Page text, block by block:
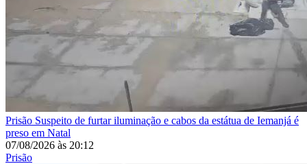
Prisão Suspeito de furtar iluminação e cabos da estátua de Iemanjá é
preso em Natal
07/08/2026 às 20:12
Prisão